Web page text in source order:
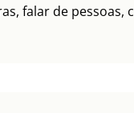
falar de